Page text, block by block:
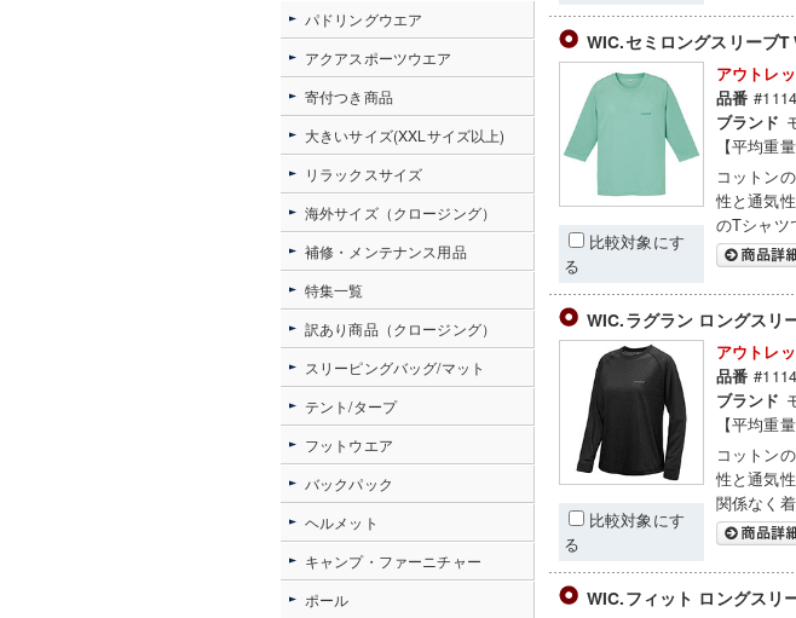
WIC.セミロングスリーブ
比較対象にす
る
アウトレ
品番
ブランド
【平均重
コットン
性と通気
のTシャツ
WIC.ラグラン ロングスリ
比較対象にす
る
アウトレ
品番
ブランド
【平均重
コットン
性と通気
関係なく
WIC.フィット ロングスリ
パドリングウエア
アクアスポーツウエア
寄付つき商品
大きいサイズ(XXLサイズ以上)
リラックスサイズ
海外サイズ（クロージング）
補修・メンテナンス用品
特集一覧
訳あり商品（クロージング）
スリーピングバッグ/マット
テント/タープ
フットウエア
バックパック
ヘルメット
キャンプ・ファーニチャー
ポール